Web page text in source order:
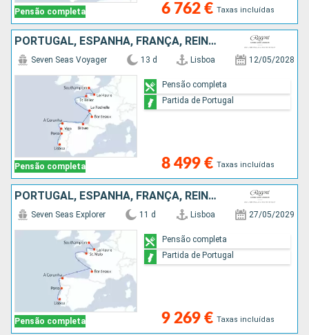
Pensão completa 6 762 € Taxas incluídas
PORTUGAL, ESPANHA, FRANÇA, REINO UNIDO
Pensão completa
Seven Seas Voyager 13 d Lisboa 12/05/2028
8 499 € Taxas incluídas
Pensão completa
Partida de Portugal
PORTUGAL, ESPANHA, FRANÇA, REINO UNIDO
Pensão completa
Seven Seas Explorer 11 d Lisboa 27/05/2029
9 269 € Taxas incluídas
Pensão completa
Partida de Portugal